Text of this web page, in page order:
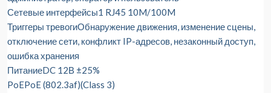
Сетевые интерфейсы1 RJ45 10M/100M
Триггеры тревогиОбнаружение движения, изменение сцены,
отключение сети, конфликт IP-адресов, незаконный доступ,
ошибка хранения
ПитаниеDC 12В ±25%
PoEPoE (802.3af)(Class 3)